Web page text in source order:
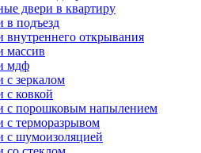
двери в квартиру
в подъезд
внутреннего открывания
массив
мдф
с зеркалом
с ковкой
с порошковым напылением
с терморазрывом
с шумоизоляцией